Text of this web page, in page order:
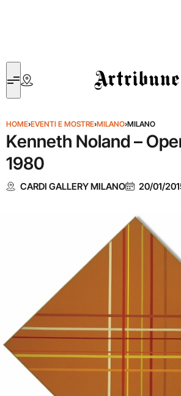
Artribune
HOME›EVENTI E MOSTRE›MILANO›MILANO
Kenneth Noland –
1980
CARDI GALLERY MILANO 20/01/